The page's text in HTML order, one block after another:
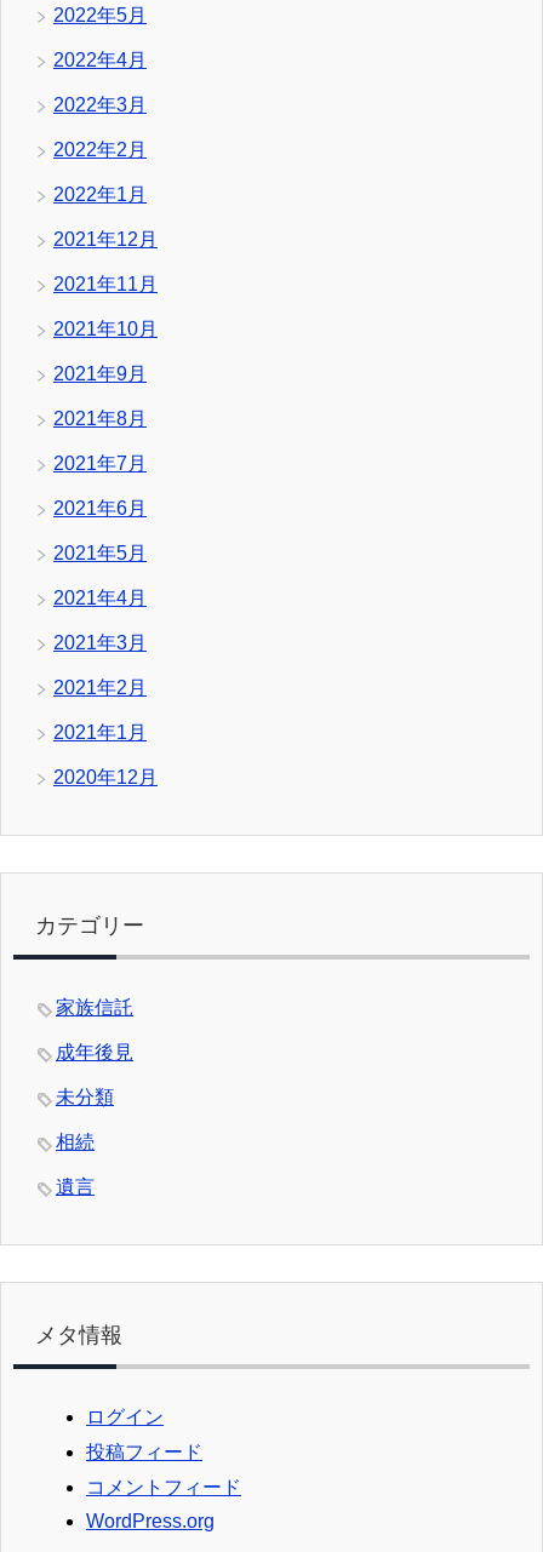
2022年5月
2022年4月
2022年3月
2022年2月
2022年1月
2021年12月
2021年11月
2021年10月
2021年9月
2021年8月
2021年7月
2021年6月
2021年5月
2021年4月
2021年3月
2021年2月
2021年1月
2020年12月
カテゴリー
家族信託
成年後見
未分類
相続
遺言
メタ情報
ログイン
投稿フィード
コメントフィード
WordPress.org